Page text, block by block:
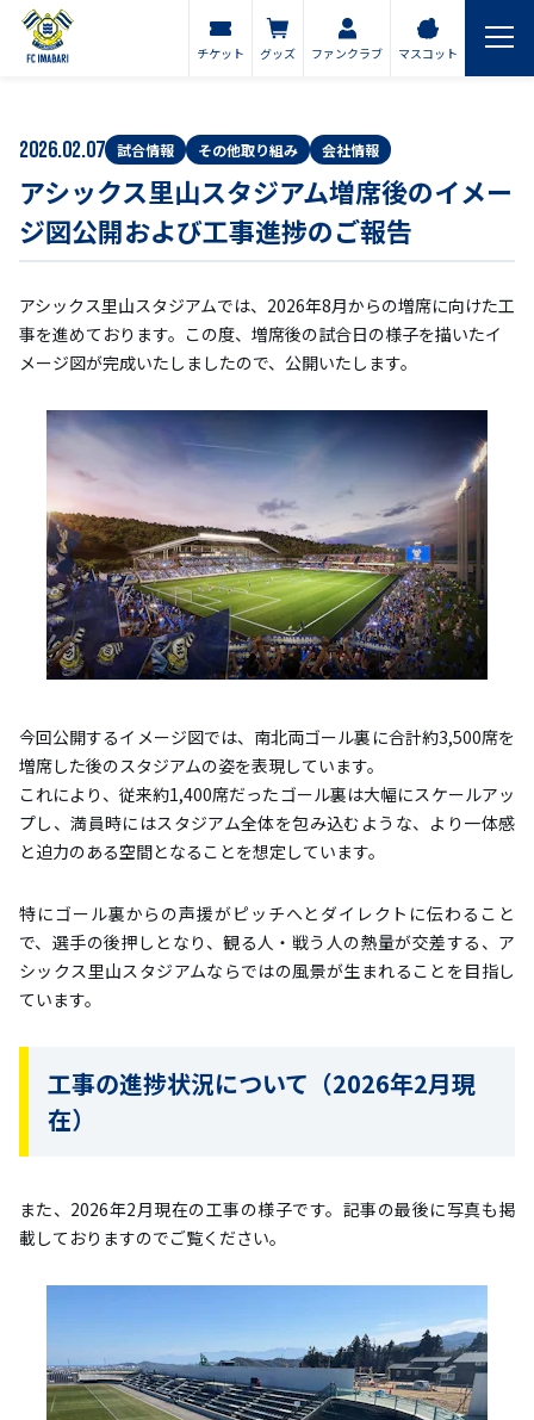
チケット グッズ ファンクラブ マスコット
2026.02.07 試合情報 その他取り組み 会社情報
アシックス里山スタジアム増席後のイメー
ジ図公開および工事進捗のご報告
アシックス里山スタジアムでは、2026年8月からの増席に向けた工
事を進めております。この度、増席後の試合日の様子を描いたイ
メージ図が完成いたしましたので、公開いたします。
今回公開するイメージ図では、南北両ゴール裏に合計約3,500席を
増席した後のスタジアムの姿を表現しています。
これにより、従来約1,400席だったゴール裏は大幅にスケールアッ
プし、満員時にはスタジアム全体を包み込むような、より一体感
と迫力のある空間となることを想定しています。
特にゴール裏からの声援がピッチへとダイレクトに伝わること
で、選手の後押しとなり、観る人・戦う人の熱量が交差する、ア
シックス里山スタジアムならではの風景が生まれることを目指し
ています。
工事の進捗状況について（2026年2月現
在）
また、2026年2月現在の工事の様子です。記事の最後に写真も掲
載しておりますのでご覧ください。